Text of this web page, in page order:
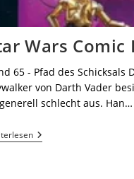
Wars
65 - Pfad des Schicksals
von Darth Vader
schlecht aus. Han…